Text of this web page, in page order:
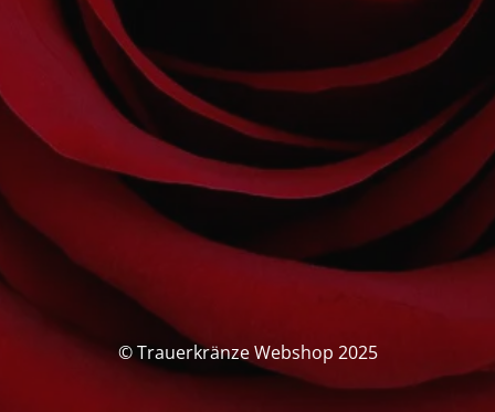
© Trauerkränze Webshop 2025